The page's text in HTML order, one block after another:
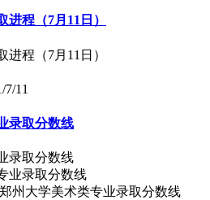
进程（7月11日）
进程（7月11日）
7/11
录取分数线
录取分数线
州大学美术类专业录取分数线